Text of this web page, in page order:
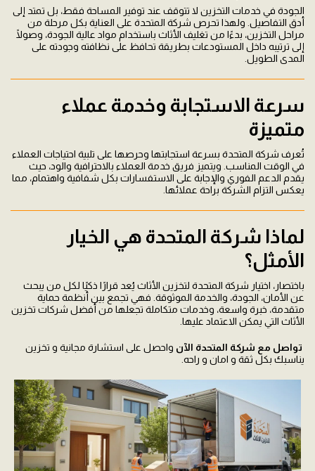
الجودة في خدمات التخزين لا تتوقف عند توفير المساحة فقط، بل تمتد إلى
أدق التفاصيل. ولهذا تحرص شركة المتحدة على العناية بكل مرحلة من
مراحل التخزين، بدءًا من تغليف الأثاث باستخدام مواد عالية الجودة، وصولًا
إلى ترتيبه داخل المستودعات بطريقة تحافظ على نظافته وجودته على
المدى الطويل.
سرعة الاستجابة وخدمة عملاء
متميزة
تُعرف شركة المتحدة بسرعة استجابتها وحرصها على تلبية احتياجات العملاء
في الوقت المناسب. ويتميز فريق خدمة العملاء بالاحترافية والود، حيث
يقدم الدعم الفوري والإجابة على الاستفسارات بكل شفافية واهتمام، مما
يعكس التزام الشركة براحة عملائها.
لماذا شركة المتحدة هي الخيار
الأمثل؟
باختصار، اختيار شركة المتحدة لتخزين الأثاث يُعد قرارًا ذكيًا لكل من يبحث
عن الأمان، الجودة، والخدمة الموثوقة. فهي تجمع بين أنظمة حماية
متقدمة، خبرة واسعة، وخدمات متكاملة تجعلها من أفضل شركات تخزين
الأثاث التي يمكن الاعتماد عليها.
تواصل مع شركة المتحدة الآن واحصل على استشارة مجانية و تخزين
يناسبك بكل ثقة و امان و راحه.